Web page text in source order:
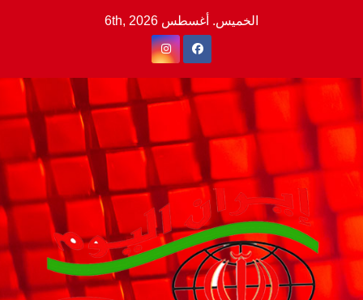
الخميس. أغسطس 6th, 2026